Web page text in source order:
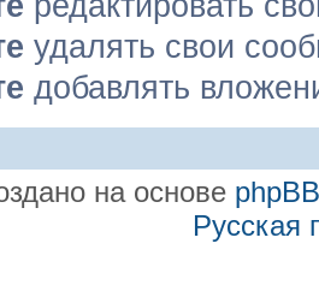
удалять свои
добавлять
на основе phpBB
Русская